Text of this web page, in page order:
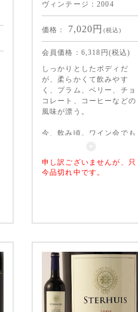
ヴィンテージ：2004
価格： 7,020 円 (税込)
会員価格： 6,318 円(税込)
しっかりとしたボディだ
が、柔らかくて飲みやす
く、プラム、ベリー、チョ
コレート、コーヒーなどの
風味が漂う。
今、飲み頃。ワイン会でも
申し訳ございませんが、只
今品切れ中です。